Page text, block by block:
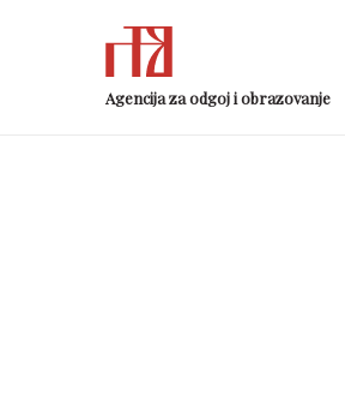
Agencija za odgoj i obrazovanje